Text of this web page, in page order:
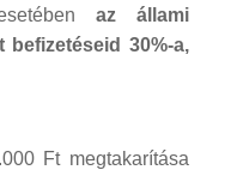
az állami
30%-a,
Ft megtakarítása